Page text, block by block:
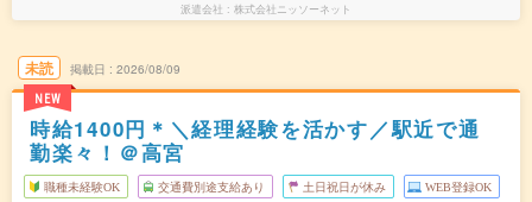
派遣会社 株式会社ニッソーネット
未読
NEW
掲載日 2026/08/09
時給1400円＊＼経理経験を活かす／駅近で通
勤楽々！＠高宮
職種未経験OK 交通費別途支給あり 土日祝日が休み WEB登録OK